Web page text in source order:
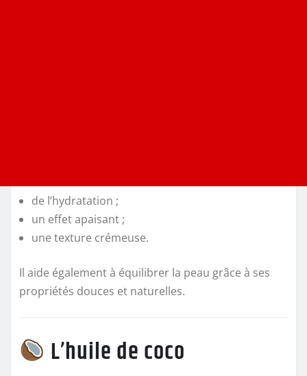
de l’hydratation ;
un effet apaisant ;
une texture crémeuse.
Il aide également à équilibrer la peau grâce à ses
propriétés douces et naturelles.
L’huile de coco